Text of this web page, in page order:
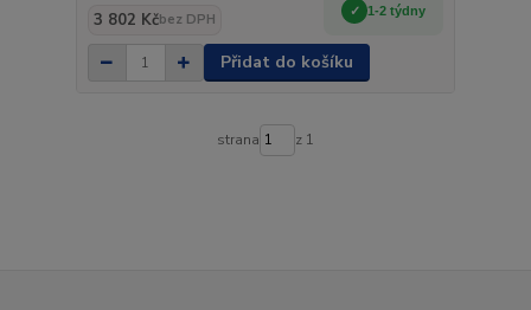
3 802 Kčbez DPH
1-2 týdny
Přidat do košíku
strana z 1